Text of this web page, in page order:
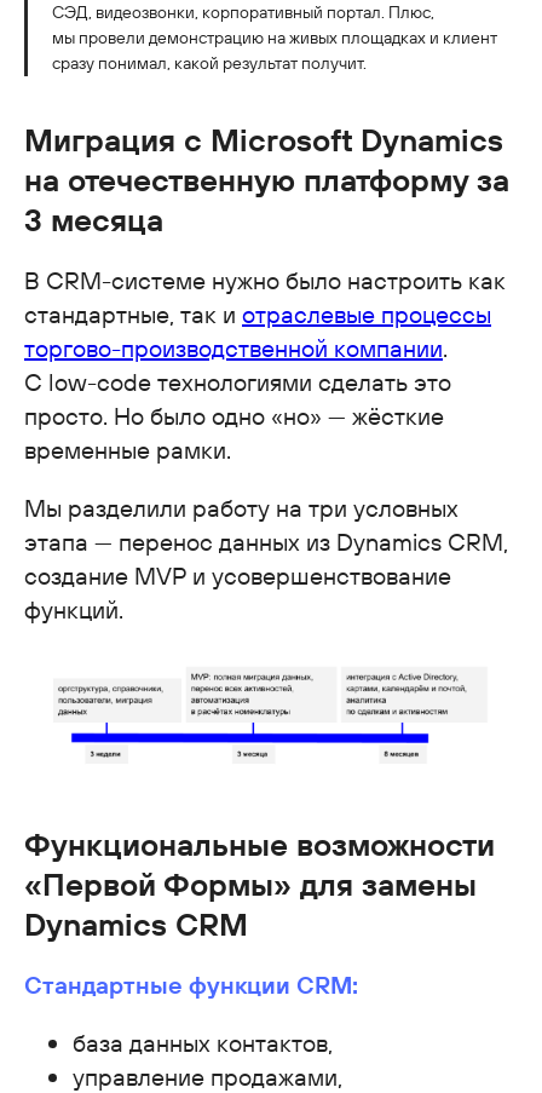
СЭД, видеозвонки, корпоративный портал. Плюс,
мы провели демонстрацию на живых площадках и клиент
сразу понимал, какой результат получит.
Миграция с Microsoft Dynamics
на отечественную платформу за
3 месяца
В CRM-системе нужно было настроить как
стандартные, так и отраслевые процессы
торгово-производственной компании.
С low-code технологиями сделать это
просто. Но было одно «но» — жёсткие
временные рамки.
Мы разделили работу на три условных
этапа — перенос данных из Dynamics CRM,
создание MVP и усовершенствование
функций.
Функциональные возможности
«Первой Формы» для замены
Dynamics CRM
Стандартные функции CRM:
база данных контактов,
управление продажами,